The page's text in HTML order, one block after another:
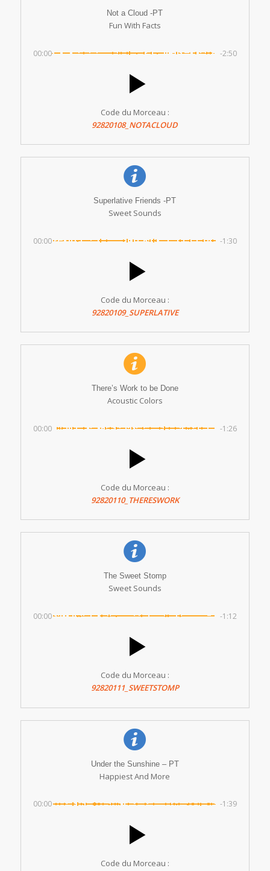
Not a Cloud -PT
Fun With Facts
00:00 -2:50
Code du Morceau :
92820108_NOTACLOUD
Superlative Friends -PT
Sweet Sounds
00:00 -1:30
Code du Morceau :
92820109_SUPERLATIVE
There’s Work to be Done
Acoustic Colors
00:00 -1:26
Code du Morceau :
92820110_THERESWORK
The Sweet Stomp
Sweet Sounds
00:00 -1:12
Code du Morceau :
92820111_SWEETSTOMP
Under the Sunshine – PT
Happiest And More
00:00 -1:39
Code du Morceau :